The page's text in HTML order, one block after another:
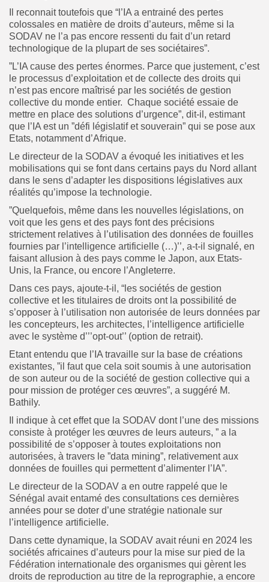
Il reconnait toutefois que “l’IA a entrainé des pertes
colossales en matière de droits d’auteurs, même si la
SODAV ne l’a pas encore ressenti du fait d’un retard
technologique de la plupart de ses sociétaires”.
”L’IA cause des pertes énormes. Parce que justement, c’est
le processus d’exploitation et de collecte des droits qui
n’est pas encore maîtrisé par les sociétés de gestion
collective du monde entier. Chaque société essaie de
mettre en place des solutions d’urgence”, dit-il, estimant
que l’IA est un ”défi législatif et souverain” qui se pose aux
Etats, notamment d’Afrique.
Le directeur de la SODAV a évoqué les initiatives et les
mobilisations qui se font dans certains pays du Nord allant
dans le sens d’adapter les dispositions législatives aux
réalités qu’impose la technologie.
”Quelquefois, même dans les nouvelles législations, on
voit que les gens et des pays font des précisions
strictement relatives à l’utilisation des données de fouilles
fournies par l’intelligence artificielle (…)’’, a-t-il signalé, en
faisant allusion à des pays comme le Japon, aux Etats-
Unis, la France, ou encore l’Angleterre.
Dans ces pays, ajoute-t-il, “les sociétés de gestion
collective et les titulaires de droits ont la possibilité de
s’opposer à l’utilisation non autorisée de leurs données par
les concepteurs, les architectes, l’intelligence artificielle
avec le système d’’’opt-out’’ (option de retrait).
Etant entendu que l’IA travaille sur la base de créations
existantes, ”il faut que cela soit soumis à une autorisation
de son auteur ou de la société de gestion collective qui a
pour mission de protéger ces œuvres”, a suggéré M.
Bathily.
Il indique à cet effet que la SODAV dont l’une des missions
consiste à protéger les œuvres de leurs auteurs, ” a la
possibilité de s’opposer à toutes exploitations non
autorisées, à travers le ”data mining”, relativement aux
données de fouilles qui permettent d’alimenter l’IA”.
Le directeur de la SODAV a en outre rappelé que le
Sénégal avait entamé des consultations ces dernières
années pour se doter d’une stratégie nationale sur
l’intelligence artificielle.
Dans cette dynamique, la SODAV avait réuni en 2024 les
sociétés africaines d’auteurs pour la mise sur pied de la
Fédération internationale des organismes qui gèrent les
droits de reproduction au titre de la reprographie, a encore